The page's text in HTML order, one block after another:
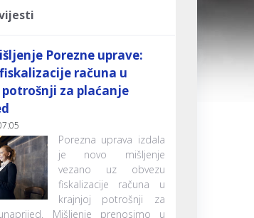
Porezne uprave:
računa u
za plaćanje
Porezna uprava izdala
je novo mišljenje
vezano uz obvezu
fiskalizacije računa u
krajnjoj potrošnji za
Mišljenje prenosimo u